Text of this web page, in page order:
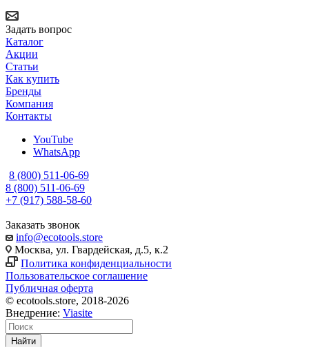
Задать вопрос
Каталог
Акции
Статьи
Как купить
Бренды
Компания
Контакты
YouTube
WhatsApp
8 (800) 511-06-69
8 (800) 511-06-69
+7 (917) 588-58-60
Заказать звонок
info@ecotools.store
Москва, ул. Гвардейская, д.5, к.2
Политика конфиденциальности
Пользовательское соглашение
Публичная оферта
© ecotools.store, 2018-2026
Внедрение: Viasite
Найти